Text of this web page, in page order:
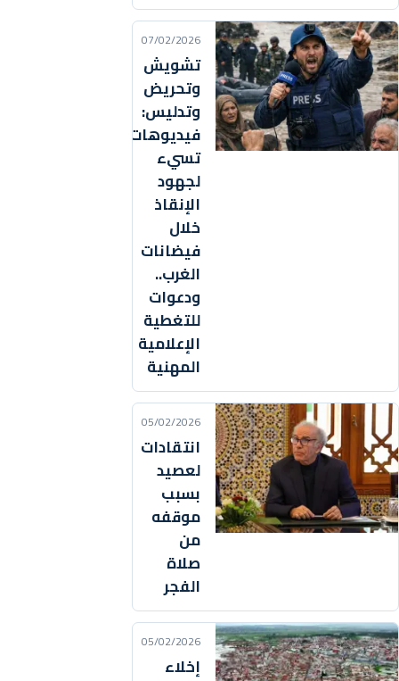
07/02/2026
تشويش
وتحريض
وتدليس:
فيديوهات
تسيء
لجهود
الإنقاذ
خلال
فيضانات
الغرب..
ودعوات
للتغطية
الإعلامية
المهنية
05/02/2026
انتقادات
لعصيد
بسبب
موقفه
من
صلاة
الفجر
05/02/2026
إخلاء